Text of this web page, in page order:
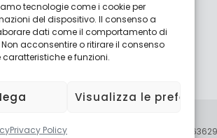
tecnologie come i cookie per
del dispositivo. Il consenso a
dati come il comportamento di
acconsentire o ritirare il consenso
e funzioni.
Visualizza le preferenze
Privacy Policy
Cerca
di Raffaello De Crescenzo - P.IVA